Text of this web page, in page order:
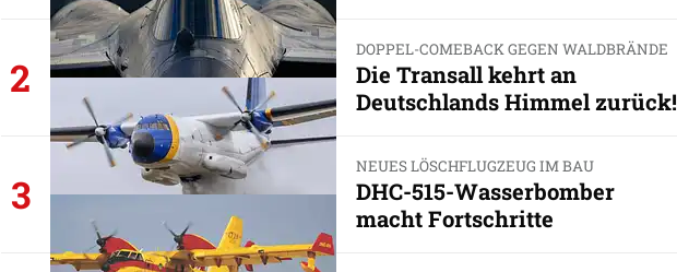
2
DOPPEL-COMEBACK GEGEN WALDBRÄNDE
Die Transall kehrt an
Deutschlands Himmel zurück!
3
NEUES LÖSCHFLUGZEUG IM BAU
DHC-515-Wasserbomber
macht Fortschritte